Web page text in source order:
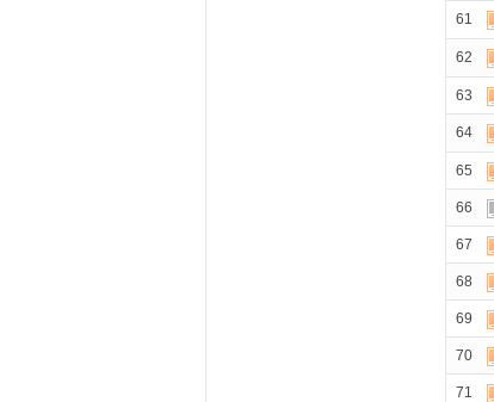
61
62
63
64
65
66
67
68
69
70
71